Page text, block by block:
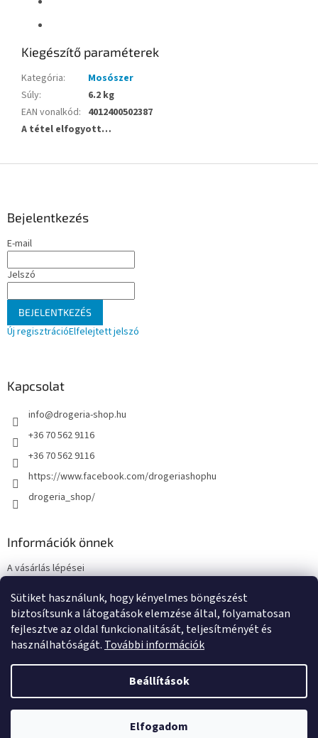
Sütiket használunk, hogy kényelmes böngészést
biztosítsunk a látogatások elemzése által, folyamatosan
fejlesztve az oldal funkcionalitását, teljesítményét és
használhatóságát. További információk
Beállítások
Elfogadom
Kiegészítő paraméterek
Kategória:
Mosószer
Súly:
6.2 kg
EAN vonalkód: 4012400502387
A tétel elfogyott…
Bejelentkezés
E-mail
Jelszó
BEJELENTKEZÉS
Új regisztrációElfelejtett jelszó
Kapcsolat
info@drogeria-shop.hu
+36 70 562 9116
+36 70 562 9116
https://www.facebook.com/drogeriashophu
drogeria_shop/
Információk önnek
A vásárlás lépései
Adatkezelési tájékoztató
Elérhetőségek
Shoptet készítette
Drogeria-Shop.hu. Minden jog fenntartva.